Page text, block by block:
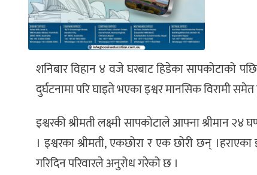
शनिबार विहान ४ वजे घरबाट हिडेका सापकोटाको
दुर्घटनामा परि घाइते भएका इश्वर मानसिक विरामी
इश्वरकी श्रीमती लक्ष्मी सापकोटाले आफ्ना श्रीमान
। इश्वरका श्रीमती, एकछोरा र एक छोरी छन्
गरिदिन परिवारले अनुरोध गरेको छ ।